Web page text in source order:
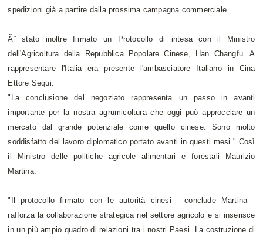
spedizioni già a partire dalla prossima campagna commerciale.
Ãˆ stato inoltre firmato un Protocollo di intesa con il Ministro
dell'Agricoltura della Repubblica Popolare Cinese, Han Changfu. A
rappresentare l'Italia era presente l'ambasciatore Italiano in Cina
Ettore Sequi.
"La conclusione del negoziato rappresenta un passo in avanti
importante per la nostra agrumicoltura che oggi può approcciare un
mercato dal grande potenziale come quello cinese. Sono molto
soddisfatto del lavoro diplomatico portato avanti in questi mesi." Così
il Ministro delle politiche agricole alimentari e forestali Maurizio
Martina.
"Il protocollo firmato con le autorità cinesi - conclude Martina -
rafforza la collaborazione strategica nel settore agricolo e si inserisce
in un più ampio quadro di relazioni tra i nostri Paesi. La costruzione di